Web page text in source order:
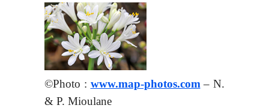
©Photo : www.map-photos.com – N.
& P. Mioulane